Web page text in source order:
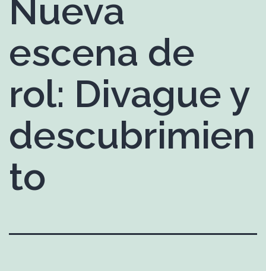
Nueva
escena de
rol: Divague y
descubrimien
to